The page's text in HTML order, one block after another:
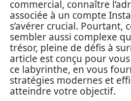
commercial, connaître
associée à un compte
s’avérer crucial. Pourtant,
sembler aussi complexe
trésor, pleine de défis à
article est conçu pour
ce labyrinthe, en vous
stratégies modernes et
atteindre votre objectif.